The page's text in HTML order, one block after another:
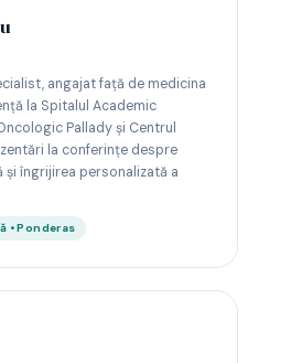
angajat față de medicina
la Spitalul Academic
Pallady și Centrul
la conferințe despre
și îngrijirea personalizată a
• Ponderas